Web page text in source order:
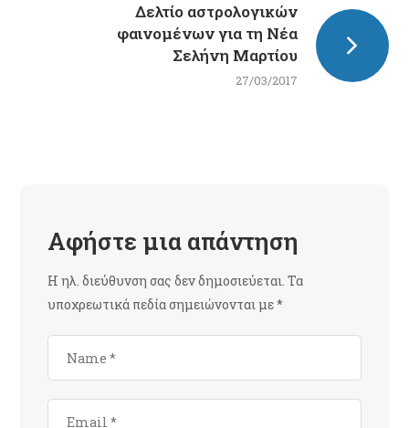
Δελτίο αστρολογικών
φαινομένων για τη Νέα
Σελήνη Μαρτίου
27/03/2017
Αφήστε μια απάντηση
Η ηλ. διεύθυνση σας δεν δημοσιεύεται. Τα
υποχρεωτικά πεδία σημειώνονται με*